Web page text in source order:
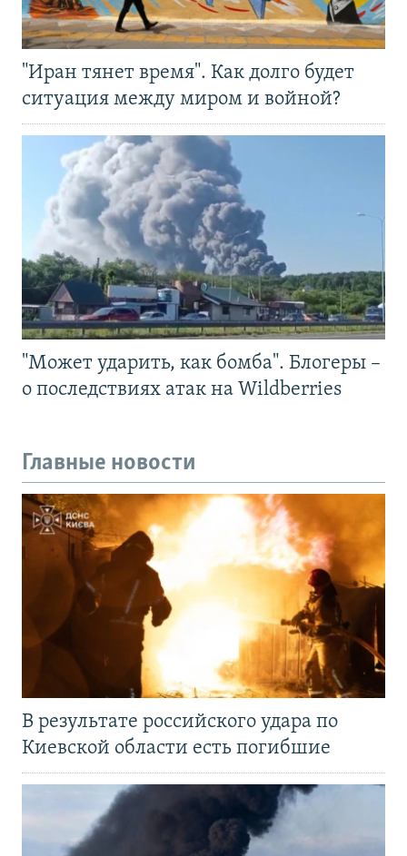
"Иран тянет время". Как долго будет
ситуация между миром и войной?
"Может ударить, как бомба". Блогеры –
о последствиях атак на Wildberries
Главные новости
В результате российского удара по
Киевской области есть погибшие